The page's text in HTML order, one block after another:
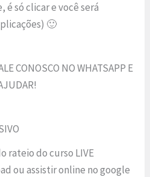
só clicar e você será
🙂
CONOSCO NO WHATSAPP E
rateio do curso LIVE
ou assistir online no google